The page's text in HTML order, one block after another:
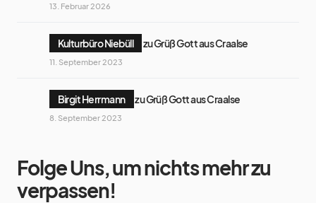
13. Februar 2026
Kulturbüro Niebüll zuGrüß Gott aus Craalse
11. September 2023
Birgit Herrmann zuGrüß Gott aus Craalse
8. September 2023
Folge Uns, um nichts mehr zu
verpassen!